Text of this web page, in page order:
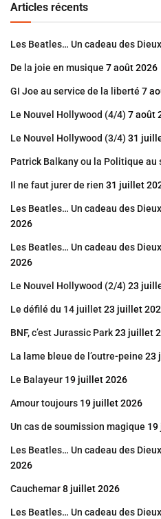
Articles récents
Les Beatles… Un cadeau des
De la joie en musique 7 août 2026
GI Joe au service de la liberté 7
Le Nouvel Hollywood (4/4) 7 août
Le Nouvel Hollywood (3/4) 31
Patrick Balkany ou la Politique au
Il ne faut jurer de rien 31 juillet
Les Beatles… Un cadeau des
2026
Les Beatles… Un cadeau des
2026
Le Nouvel Hollywood (2/4) 23
Le défilé du 14 juillet23 juillet
BNF, c’est Jurassic Park23 juillet
La lame bleue de l’outre-peine 23
Le Balayeur 19 juillet 2026
Amour toujours 19 juillet 2026
Un cas de soumission magique 19
Les Beatles… Un cadeau des
2026
Cauchemar8 juillet 2026
Les Beatles… Un cadeau des